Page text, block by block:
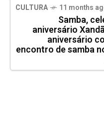
CULTURA 11 months
Samba,
aniversário
aniversário
encontro de samba